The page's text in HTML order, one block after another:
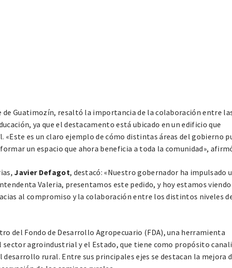
de Guatimozín, resaltó la importancia de la colaboración entre
ya que el destacamento está ubicado en un edificio que
«Este es un claro ejemplo de cómo distintas áreas del gobierno
un espacio que ahora beneficia a toda la comunidad»,
Javier Defagot, destacó: «Nuestro gobernador ha impulsado
Valeria, presentamos este pedido, y hoy estamos
al compromiso y la colaboración entre los distintos niveles
del Fondo de Desarrollo Agropecuario (FDA), una herramienta
agroindustrial y el Estado, que tiene como propósito
rural. Entre sus principales ejes se destacan la mejora